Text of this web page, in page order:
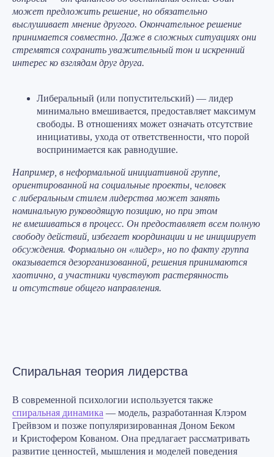
может предложить решение, но обязательно
выслушивает мнение другого. Окончательное решение
принимается совместно. Даже в сложных ситуациях они
стремятся сохранить уважительный тон и искренний
интерес ко взглядам друг друга.
Либеральный (или попустительский) — лидер
минимально вмешивается, предоставляет максимум
свободы. В отношениях может означать отсутствие
инициативы, ухода от ответственности, что порой
воспринимается как равнодушие.
Например, в неформальной инициативной группе,
ориентированной на социальные проекты, человек
с либеральным стилем лидерства может занять
номинальную руководящую позицию, но при этом
не вмешиваться в процесс. Он предоставляет всем полную
свободу действий, избегает координации и не инициирует
обсуждения. Формально он «лидер», но по факту группа
оказывается дезорганизованной, решения принимаются
хаотично, а участники чувствуют растерянность
и отсутствие общего направления.
Спиральная теория лидерства
В современной психологии используется также
спиральная динамика — модель, разработанная Клэром
Грейвзом и позже популяризированная Доном Беком
и Кристофером Кованом. Она предлагает рассматривать
развитие ценностей, мышления и моделей поведения